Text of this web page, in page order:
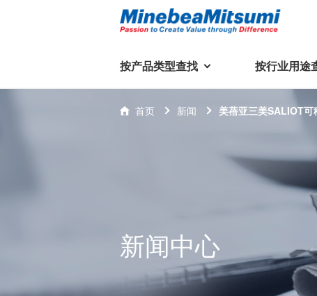
按产品类型查找 按行业用途
美蓓亚三美的散热风扇、杆端关
节轴承、步进电机、滚珠轴承等
球面轴承
滚子轴承
轴承衬套
精
执
技术支持
产品知识
社长致辞
全球驻地
历史沿革
美
首页 新闻
美蓓亚三美SALIOT可
新闻中心